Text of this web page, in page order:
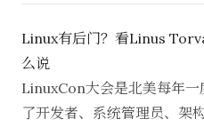
Linux有后门？看Linus
么说
LinuxCon大会是北美每年
了开发者、系统管理员、架